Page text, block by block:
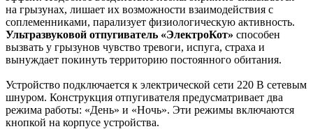
на грызунах, лишает их возможности взаимодействия с
соплеменниками, парализует физиологическую активность.
Ультразвуковой отпугиватель «ЭлектроКот» способен
вызвать у грызунов чувство тревоги, испуга, страха и
вынуждает покинуть территорию постоянного обитания.
Устройство подключается к электрической сети 220 В сетевым
шнуром. Конструкция отпугивателя предусматривает два
режима работы: «День» и «Ночь». Эти режимы включаются
кнопкой на корпусе устройства.